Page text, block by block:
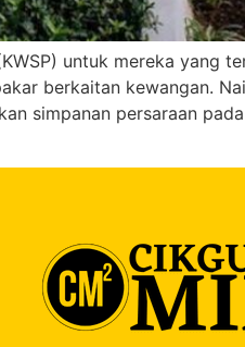
untuk mereka yang
berkaitan kewangan.
simpanan persaraan